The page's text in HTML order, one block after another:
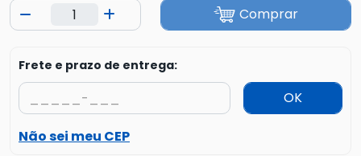
Comprar
Frete e prazo de entrega:
OK
Não sei meu CEP